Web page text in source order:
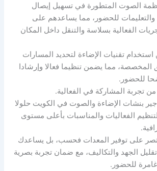
الصوت المتطورة في تسهيل إيصال
والتعليمات للحضور، مما يساعدهم على
الفعالية بسلاسة والتنقل داخل المكان
تقنيات الإضاءة لتحديد المسارات
المخصصة، مما يضمن تنظيما فعالا وإرشادا
للحضور.
تجربة المشاركة في الفعالية.
بنشات الإضاءة والصوت في الكويت حلولا
الفعاليات والمناسبات بأعلى مستوى
على توفير المعدات فحسب، بل يساعدك
الجهد والتكاليف، مع ضمان تجربة بصرية
للحضور.